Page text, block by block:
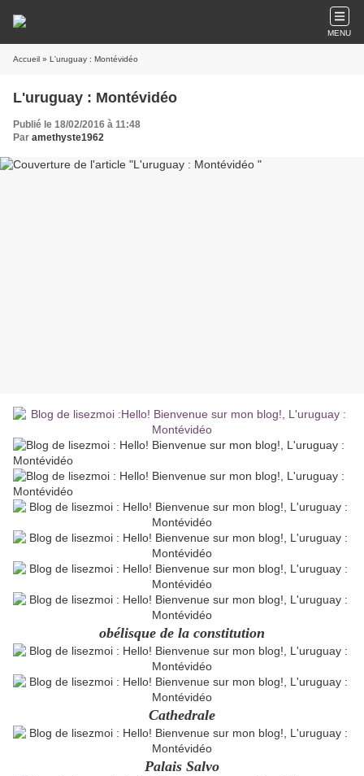
MENU
Accueil » L'uruguay : Montévidéo
L'uruguay : Montévidéo
Publié le 18/02/2016 à 11:48
Par amethyste1962
obélisque de la constitution
Cathedrale
Palais Salvo